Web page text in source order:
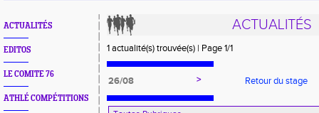
ACTUALITÉS
EDITOS
LE COMITE 76
ATHLÉ COMPÉTITIONS
ACTUALITÉS
1 actualité(s) trouvée(s) | Page 1/1
26/08 > Retour du stage